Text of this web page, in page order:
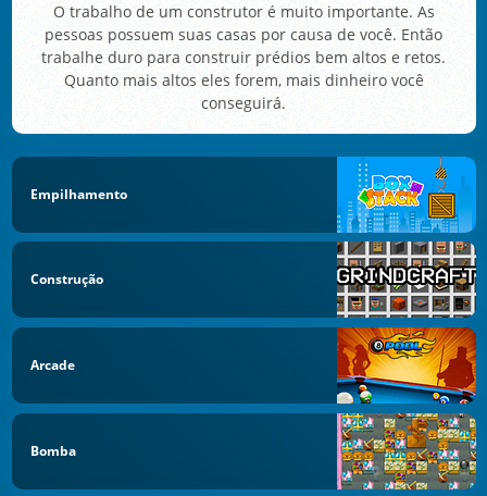
O trabalho de um construtor é muito importante. As
pessoas possuem suas casas por causa de você. Então
trabalhe duro para construir prédios bem altos e retos.
Quanto mais altos eles forem, mais dinheiro você
conseguirá.
Empilhamento
Construção
Arcade
Bomba